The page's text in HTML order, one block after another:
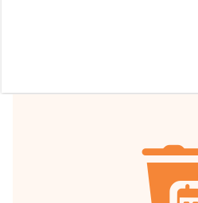
Hilfsbereitschaft!